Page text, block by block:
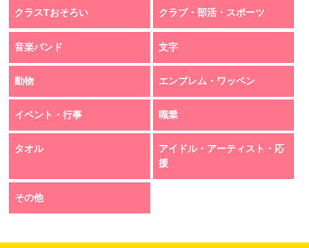
クラスTおそろい クラブ・部活・スポーツ
音楽バンド 文字
動物 エンブレム・ワッペン
イベント・行事 職業
タオル
アイドル・アーティスト・応
援
その他